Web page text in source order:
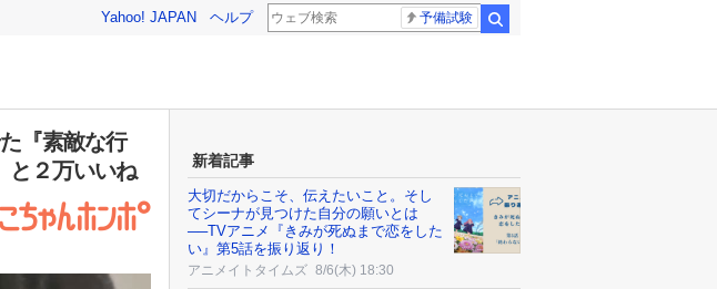
Yahoo! JAPAN ヘルプ 予備試験
『素敵な行
と２万いいね
新着記事
大切だからこそ、伝えたいこと。そし
てシーナが見つけた自分の願いとは
──TVアニメ『きみが死ぬまで恋をした
い』第5話を振り返り！
アニメイトタイムズ 8/6(木) 18:30